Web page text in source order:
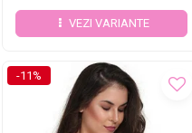
VEZI VARIANTE
-11%